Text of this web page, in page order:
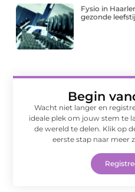
Fysio in
gezonde
Begin
Wacht niet langer en
ideale plek om jouw stem te
de wereld te delen. Klik op
eerste stap naar meer